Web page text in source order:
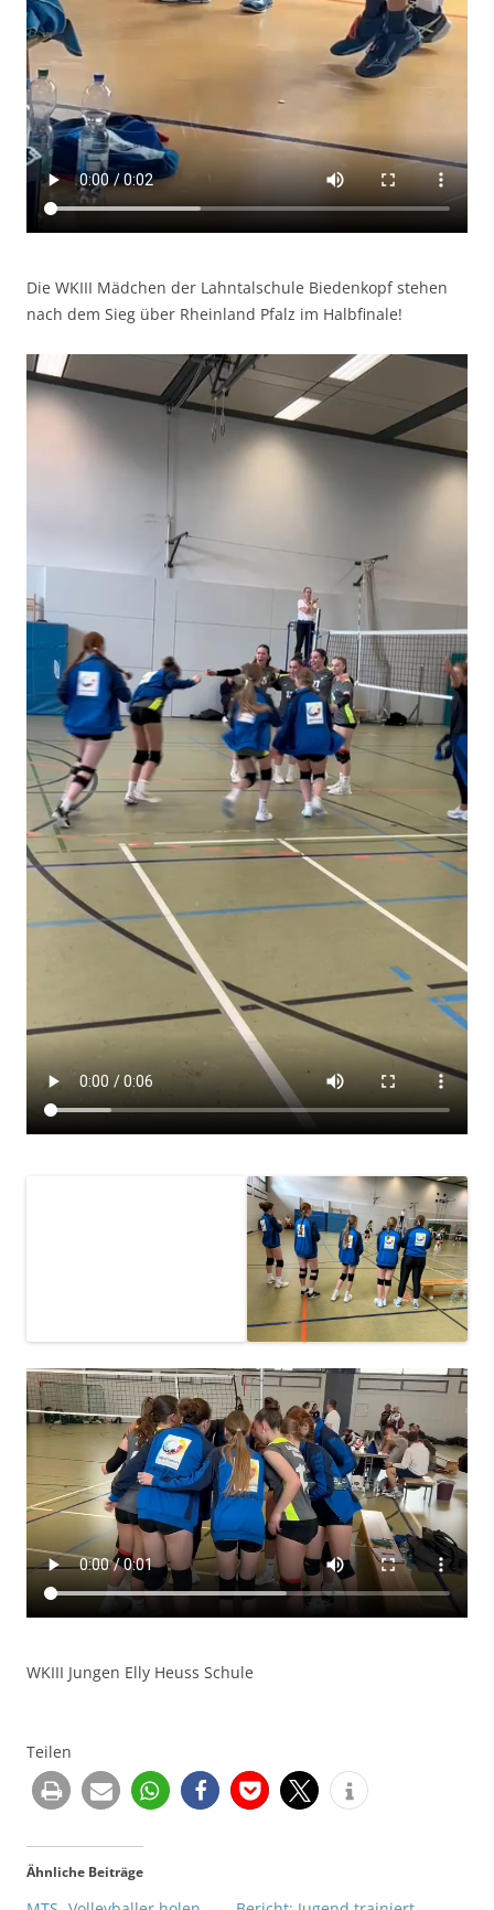
Die WKIII Mädchen der Lahntalschule Biedenkopf stehen
nach dem Sieg über Rheinland Pfalz im Halbfinale!
WKIII Jungen Elly Heuss Schule
Teilen
Ähnliche Beiträge